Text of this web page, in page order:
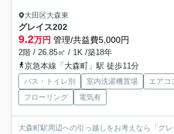
大田区大森東
グレイス202
9.2万円 管理/共益費5,000円
2階 / 26.85㎡ / 1K /築18年
京急本線「大森町」駅 徒歩11分
バス・トイレ別 室内洗濯機置場 エアコ
フローリング
電気有
大森町駅周辺への引っ越しをお考えなら「グ